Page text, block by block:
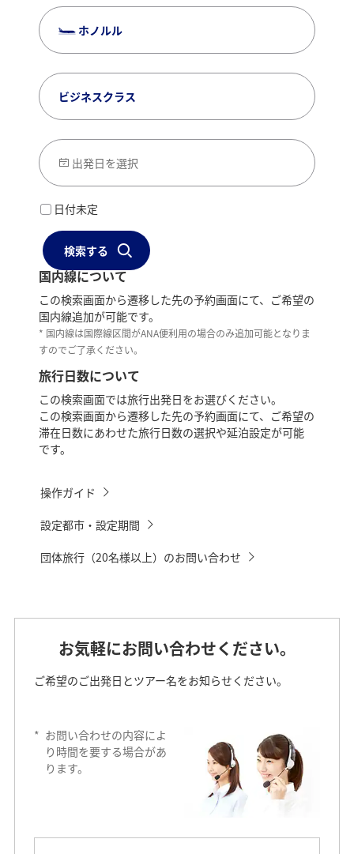
ホノルル
ビジネスクラス
出発日を選択
日付未定
検索する
国内線について
この検索画面から遷移した先の予約画面にて、ご希望の
国内線追加が可能です。
* 国内線は国際線区間がANA便利用の場合のみ追加可能となりま
すのでご了承ください。
旅行日数について
この検索画面では旅行出発日をお選びください。
この検索画面から遷移した先の予約画面にて、ご希望の
滞在日数にあわせた旅行日数の選択や延泊設定が可能
です。
操作ガイド
設定都市・設定期間
団体旅行（20名様以上）のお問い合わせ
お気軽にお問い合わせください。
ご希望のご出発日とツアー名をお知らせください。
* お問い合わせの内容によ
り時間を要する場合があ
ります。